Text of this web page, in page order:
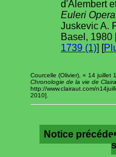
d'Alembert
Euleri
Juskevic A.
Basel, 1980
1739 (1)] [
Courcelle (Olivier), « 14 juillet
Chronologie de la vie de
http://www.clairaut.com/
2010].
Notice